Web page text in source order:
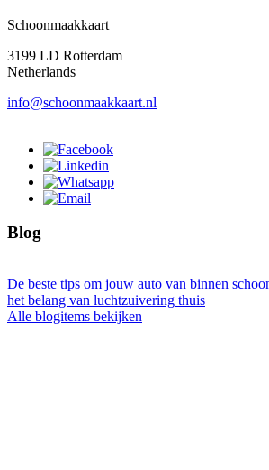
Schoonmaakkaart
3199 LD Rotterdam
Netherlands
info@schoonmaakkaart.nl
Blog
De beste tips om jouw auto van binnen
het belang van luchtzuivering thuis
Alle blogitems bekijken